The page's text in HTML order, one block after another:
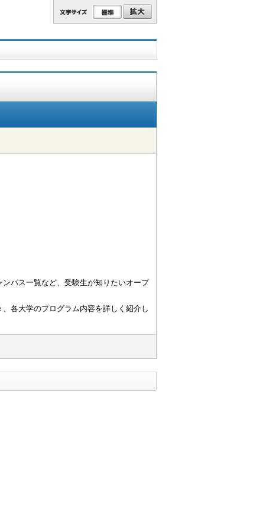
パス一覧など、受験生が知りたいオープ
各大学のプログラム内容を詳しく紹介し